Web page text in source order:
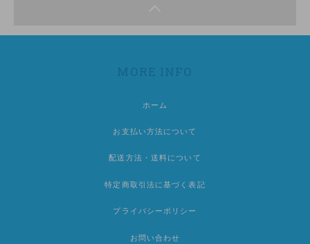
MORE INFO
ホーム
お支払い方法について
配送方法・送料について
特定商取引法に基づく表記
プライバシーポリシー
お問い合わせ